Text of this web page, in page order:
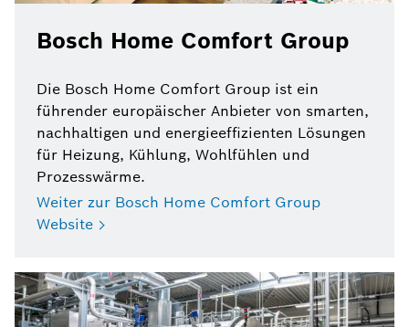
Bosch Home Comfort Group
Die Bosch Home Comfort Group ist ein
führender europäischer Anbieter von smarten,
nach­haltigen und energie­effizienten Lösungen
für Heizung, Kühlung, Wohlfühlen und
Prozess­wärme.
Weiter zur Bosch Home Comfort Group
Website